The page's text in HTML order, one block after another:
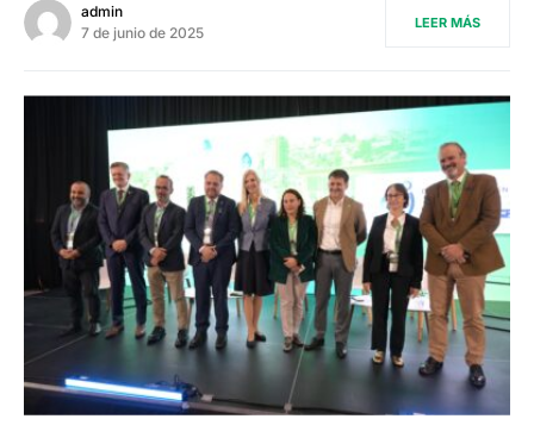
admin
7 de junio de 2025
LEER MÁS